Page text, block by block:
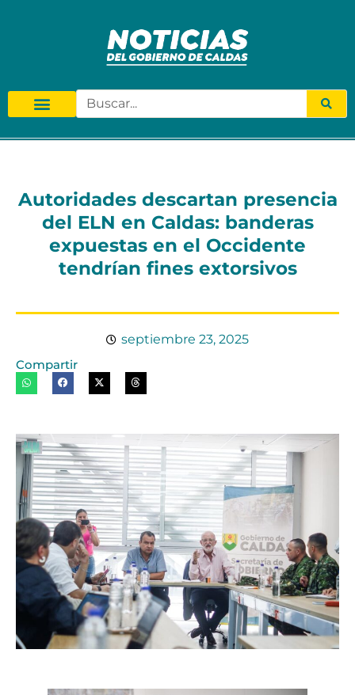
Autoridades descartan presencia
del ELN en Caldas: banderas
expuestas en el Occidente
tendrían fines extorsivos
septiembre 23, 2025
Compartir